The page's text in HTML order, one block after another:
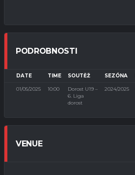
PODROBNOSTI
DATE TIME SOUTĚŽ SEZÓNA
01/05/2025 10:00
Dorost U19 –
6. Liga
dorost
2024/2025
VENUE